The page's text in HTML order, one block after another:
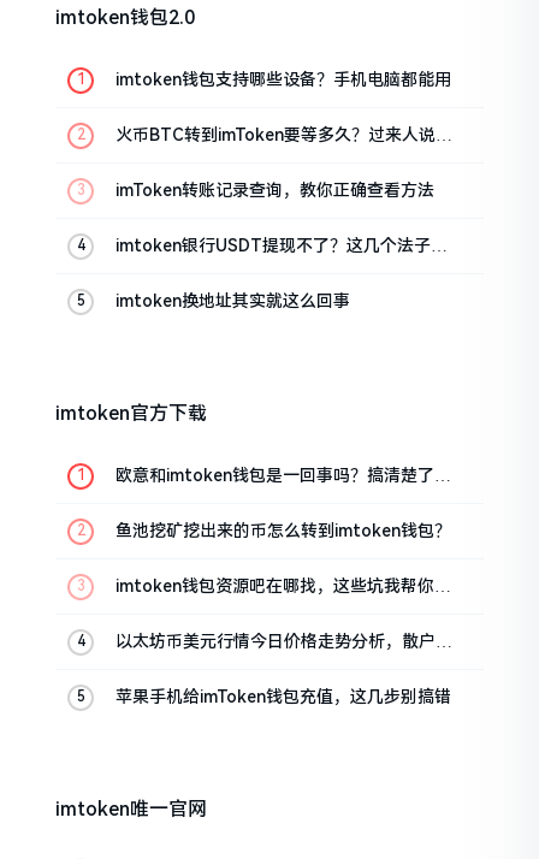
imtoken钱包2.0
imtoken钱包支持哪些设备？手机电脑都能用
火币BTC转到imToken要等多久？过来人说说
imToken转账记录查询，教你正确查看方法
imtoken银行USDT提现不了？这几个法子能
imtoken换地址其实就这么回事
imtoken官方下载
欧意和imtoken钱包是一回事吗？搞清楚了再
鱼池挖矿挖出来的币怎么转到imtoken钱包？
imtoken钱包资源吧在哪找，这些坑我帮你趟
以太坊币美元行情今日价格走势分析，散户如
苹果手机给imToken钱包充值，这几步别搞错
imtoken唯一官网